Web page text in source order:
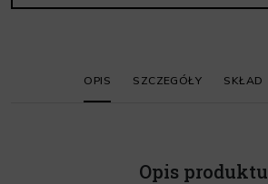
OPIS SZCZEGÓŁY SKŁAD
Opis produktu